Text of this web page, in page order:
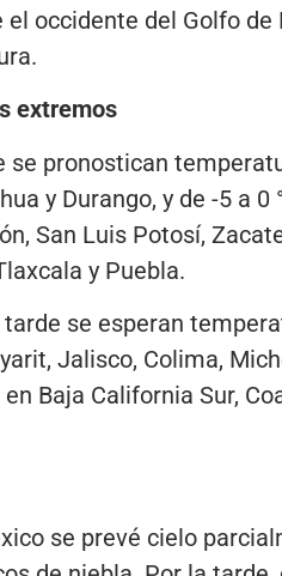
occidente del Golfo
extremos
se pronostican
y Durango, y de -5 a
San Luis Potosí,
y Puebla.
se esperan
Jalisco, Colima,
en Baja California Sur,
se prevé cielo